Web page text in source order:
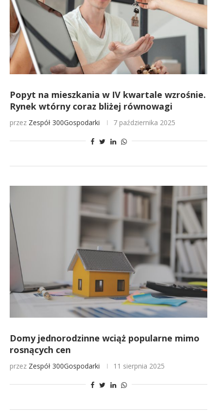
Popyt na mieszkania w IV kwartale wzrośnie.
Rynek wtórny coraz bliżej równowagi
przez Zespół 300Gospodarki 7 października 2025
Domy jednorodzinne wciąż popularne mimo
rosnących cen
przez Zespół 300Gospodarki 11 sierpnia 2025